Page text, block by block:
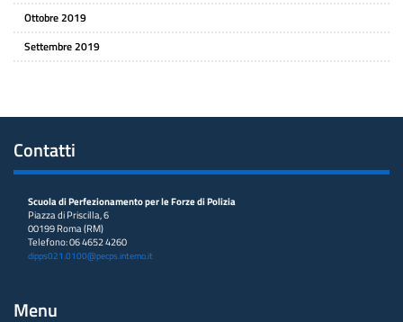
Ottobre 2019
Settembre 2019
Contatti
Scuola di Perfezionamento per le Forze di Polizia
Piazza di Priscilla, 6
00199 Roma (RM)
Telefono: 06 4652 4260
dipps021.0100@pecps.interno.it
Menu